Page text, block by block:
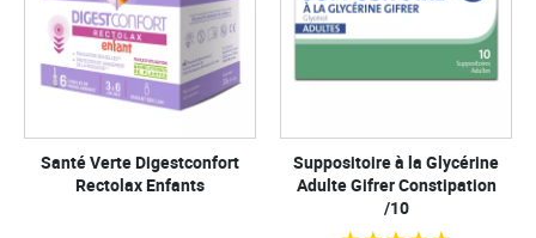
Santé Verte Digestconfort
Rectolax Enfants
Suppositoire à la Glycérine
Adulte Gifrer Constipation
/10